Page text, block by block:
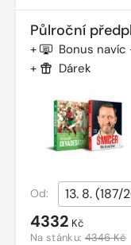
Půlroční
+ Bonus
+ Dárek
Od:
4332 Kč
Na stánku:4346 Kč